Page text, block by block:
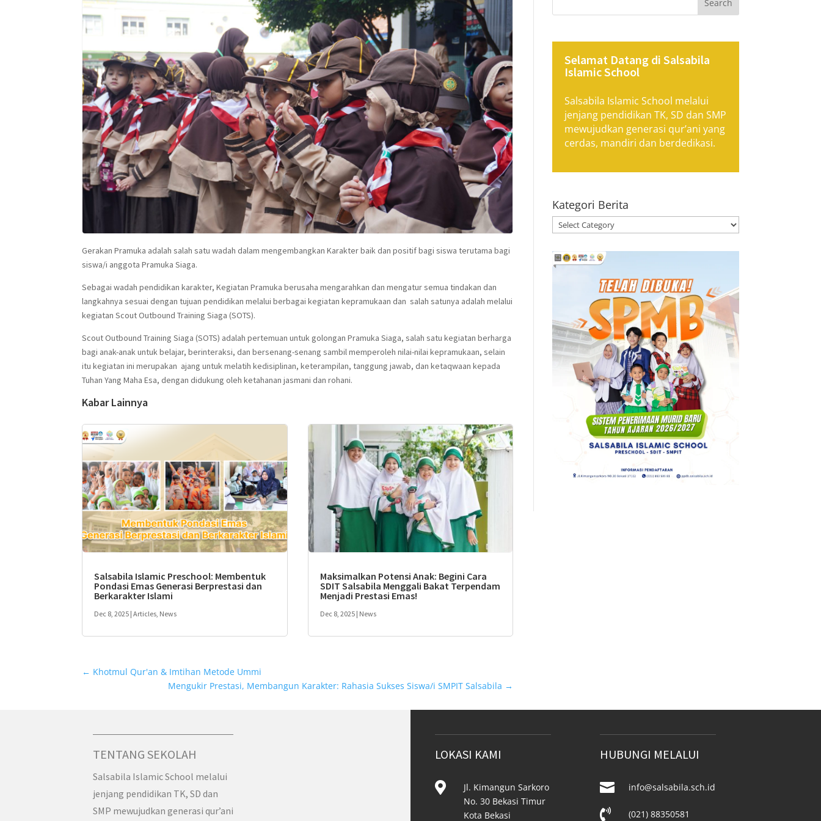
Gerakan Pramuka adalah salah satu wadah dalam mengembangkan Karakter baik dan positif bagi siswa terutama bagi
siswa/i anggota Pramuka Siaga.
Sebagai wadah pendidikan karakter, Kegiatan Pramuka berusaha mengarahkan dan mengatur semua tindakan dan
langkahnya sesuai dengan tujuan pendidikan melalui berbagai kegiatan kepramukaan dan salah satunya adalah melalui
kegiatan Scout Outbound Training Siaga (SOTS).
Scout Outbound Training Siaga (SOTS) adalah pertemuan untuk golongan Pramuka Siaga, salah satu kegiatan berharga
bagi anak-anak untuk belajar, berinteraksi, dan bersenang-senang sambil memperoleh nilai-nilai kepramukaan, selain
itu kegiatan ini merupakan ajang untuk melatih kedisiplinan, keterampilan, tanggung jawab, dan ketaqwaan kepada
Tuhan Yang Maha Esa, dengan didukung oleh ketahanan jasmani dan rohani.
Kabar Lainnya
Salsabila Islamic Preschool: Membentuk
Pondasi Emas Generasi Berprestasi dan
Berkarakter Islami
Dec 8, 2025 |Articles, News
Maksimalkan Potensi Anak: Begini Cara
SDIT Salsabila Menggali Bakat Terpendam
Menjadi Prestasi Emas!
Dec 8, 2025| News
← Khotmul Qur'an & Imtihan Metode Ummi
Mengukir Prestasi, Membangun Karakter: Rahasia Sukses Siswa/i SMPIT Salsabila →
Search
Selamat Datang di Salsabila
Islamic School
Salsabila Islamic School melalui
jenjang pendidikan TK, SD dan SMP
mewujudkan generasi qur’ani yang
cerdas, mandiri dan berdedikasi.
Kategori Berita
Kategori
Berita
TENTANG SEKOLAH
Salsabila Islamic School melalui
jenjang pendidikan TK, SD dan
SMP mewujudkan generasi qur’ani
LOKASI KAMI

Jl. Kimangun Sarkoro
No. 30 Bekasi Timur
Kota Bekasi
HUBUNGI MELALUI
 info@salsabila.sch.id
 (021) 88350581